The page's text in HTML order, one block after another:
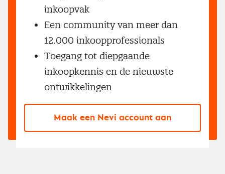
inkoopvak
Een community van meer dan
12.000 inkoopprofessionals
Toegang tot diepgaande
inkoopkennis en de nieuwste
ontwikkelingen
Maak een Nevi account aan